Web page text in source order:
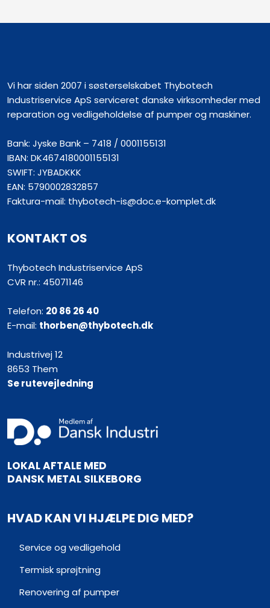
Vi har siden 2007 i søsterselskabet Thybotech
Industriservice ApS serviceret danske virksomheder med
reparation og vedligeholdelse af pumper og maskiner.​
Bank: Jyske Bank – 7418 / 0001155131
IBAN: DK4674180001155131
SWIFT: JYBADKKK
EAN: 5790002832857
Faktura-mail: thybotech-is@doc.e-komplet.dk
KONTAKT OS
Thybotech Industriservice ApS
CVR nr.: 45071146
Telefon: 20 86 26 40
E-mail: thorben@thybotech.dk
Industrivej 12
8653 Them
Se rutevejledning
​LOKAL AFTALE MED
​DANSK METAL SILKEBORG
HVAD KAN VI HJÆLPE DIG MED?
Service og vedligehold​
Termisk sprøjtning
Renovering af pumper